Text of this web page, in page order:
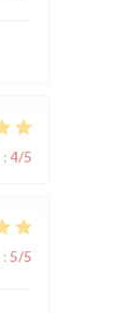
: 4/5
: 5/5